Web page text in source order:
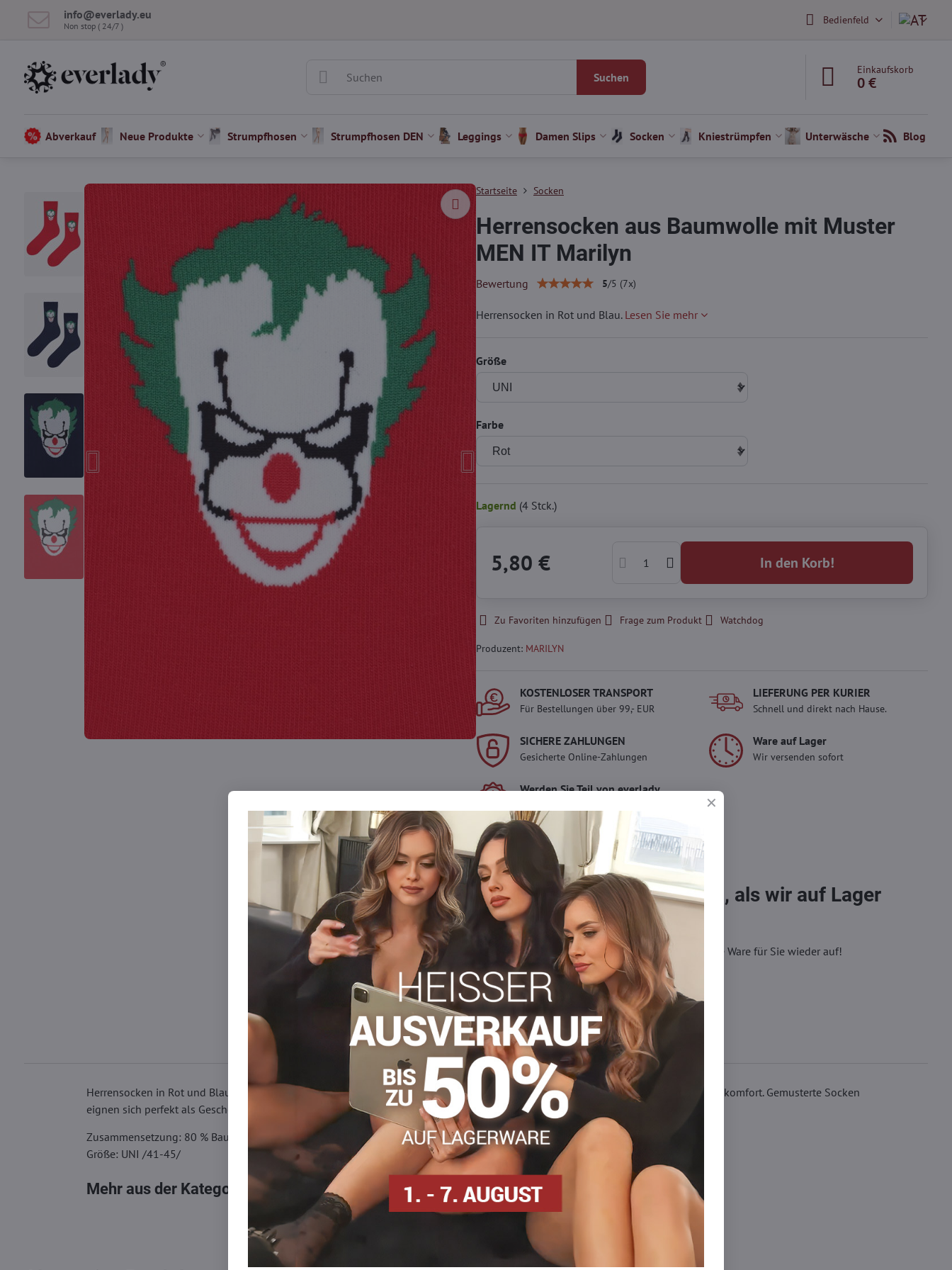
info​@everlady​.eu
Non stop ( 24/7 ) Bedienfeld
Suchen
Einkaufskorb
0 €
Abverkauf Neue Produkte Strumpfhosen Strumpfhosen DEN Leggings Damen Slips Socken Kniestrümpfen Unterwäsche Blog
Startseite Socken
Herrensocken aus Baumwolle mit Muster
MEN IT Marilyn
Bewertung 5/5 (7x)
Herrensocken in Rot und Blau. Lesen Sie mehr
Größe
Farbe
Lagernd (4Stck.)
5,80 € In den Korb!
Zu Favoriten hinzufügen Frage zum Produkt Watchdog
Produzent: MARILYN
KOSTENLOSER TRANSPORT
Für Bestellungen über 99,- EUR
LIEFERUNG PER KURIER
Schnell und direkt nach Hause.
SICHERE ZAHLUNGEN
Gesicherte Online-Zahlungen
Ware auf Lager
Wir versenden sofort
Werden Sie Teil von everlady
genießen Sie einen
5 %
Mitgliedervorteilbei jedem Einkauf.
Der Vorteil wird automatisch im
Warenkorb angewendet.
Möchten Sie mehr bestellen, als wir auf Lager
haben?
Zögern Sie nicht, uns zu kontaktieren, wir füllen die Ware für Sie wieder auf!
info​@everlady​.eu
Beschreibung Bewertungen 0 Diskussion 0
Herrensocken in Rot und Blau. Hergestellt aus natürlicher Baumwolle von höchster Qualität. Flache und weiche Naht sorgt für Tragekomfort. Gemusterte Socken
eignen sich perfekt als Geschenk!
Zusammensetzung: 80 % Baumwolle, 15 % Polyamid, 5 % Elasthan
Größe: UNI /41-45/
Mehr aus der Kategorie Herren Socken Pánske ponožky
LinkedIn